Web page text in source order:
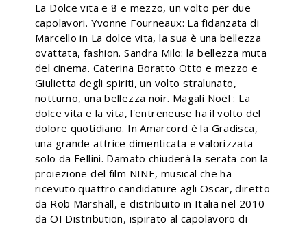
La Dolce vita e 8 e mezzo, un volto per due
capolavori. Yvonne Fourneaux: La fidanzata di
Marcello in La dolce vita, la sua è una bellezza
ovattata, fashion. Sandra Milo: la bellezza muta
del cinema. Caterina Boratto Otto e mezzo e
Giulietta degli spiriti, un volto stralunato,
notturno, una bellezza noir. Magali Noël : La
dolce vita e la vita, l'entreneuse ha il volto del
dolore quotidiano. In Amarcord è la Gradisca,
una grande attrice dimenticata e valorizzata
solo da Fellini. Damato chiuderà la serata con la
proiezione del film NINE, musical che ha
ricevuto quattro candidature agli Oscar, diretto
da Rob Marshall, e distribuito in Italia nel 2010
da OI Distribution, ispirato al capolavoro di